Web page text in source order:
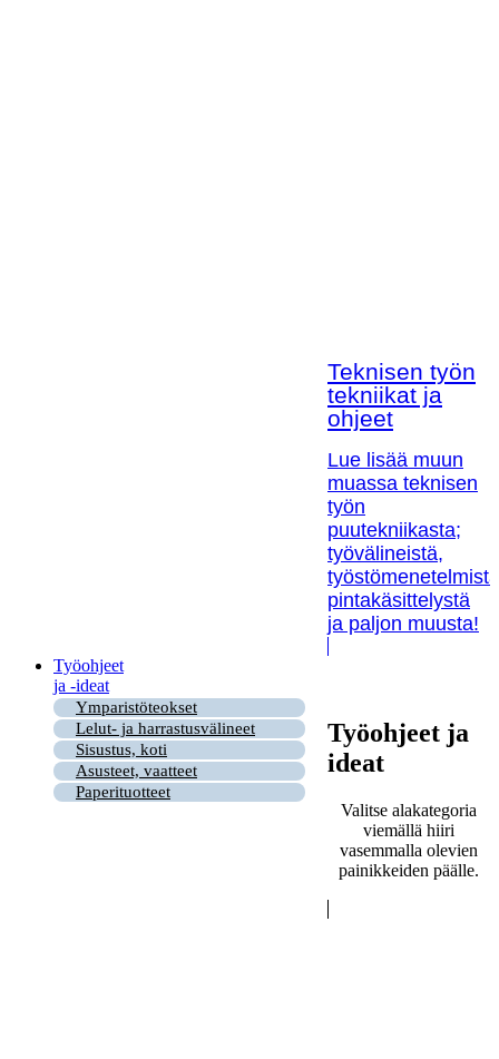
Teknisen työn
tekniikat ja
ohjeet
Lue lisää muun
muassa teknisen
työn
puutekniikasta;
työvälineistä,
pintakäsittelystä
ja paljon muusta!
Työohjeet
ja -ideat
Ymparistöteokset
Lelut- ja harrastusvälineet
Sisustus, koti
Asusteet, vaatteet
Paperituotteet
Työohjeet ja
ideat
Valitse alakategoria
viemällä hiiri
vasemmalla olevien
painikkeiden päälle.